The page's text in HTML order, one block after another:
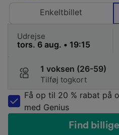
Enkeltbillet
Udrejse
1 voksen (26-59)
Tilføj togkort
Få op til 20 % rabat på
med Genius
Find